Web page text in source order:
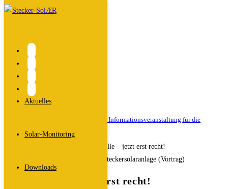
Zum
Aktuelles
Solar-Monitoring
Downloads
Blog
Start
2025
November
Solar für alle – jetzt erst recht! Informationsveranstaltung für die
Solar für alle – jetzt erst recht!